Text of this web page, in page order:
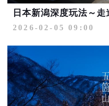
2026-02-05 09:00